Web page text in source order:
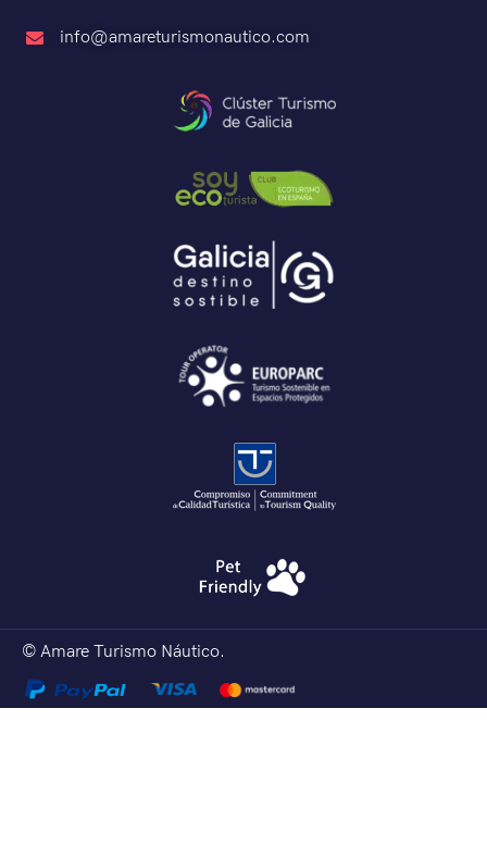
info@amareturismonautico.com
© Amare Turismo Náutico.